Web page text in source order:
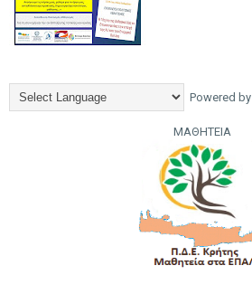
Powered by
ΜΑΘΗΤΕΙΑ